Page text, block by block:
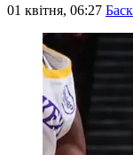
01 квітня, 06:27